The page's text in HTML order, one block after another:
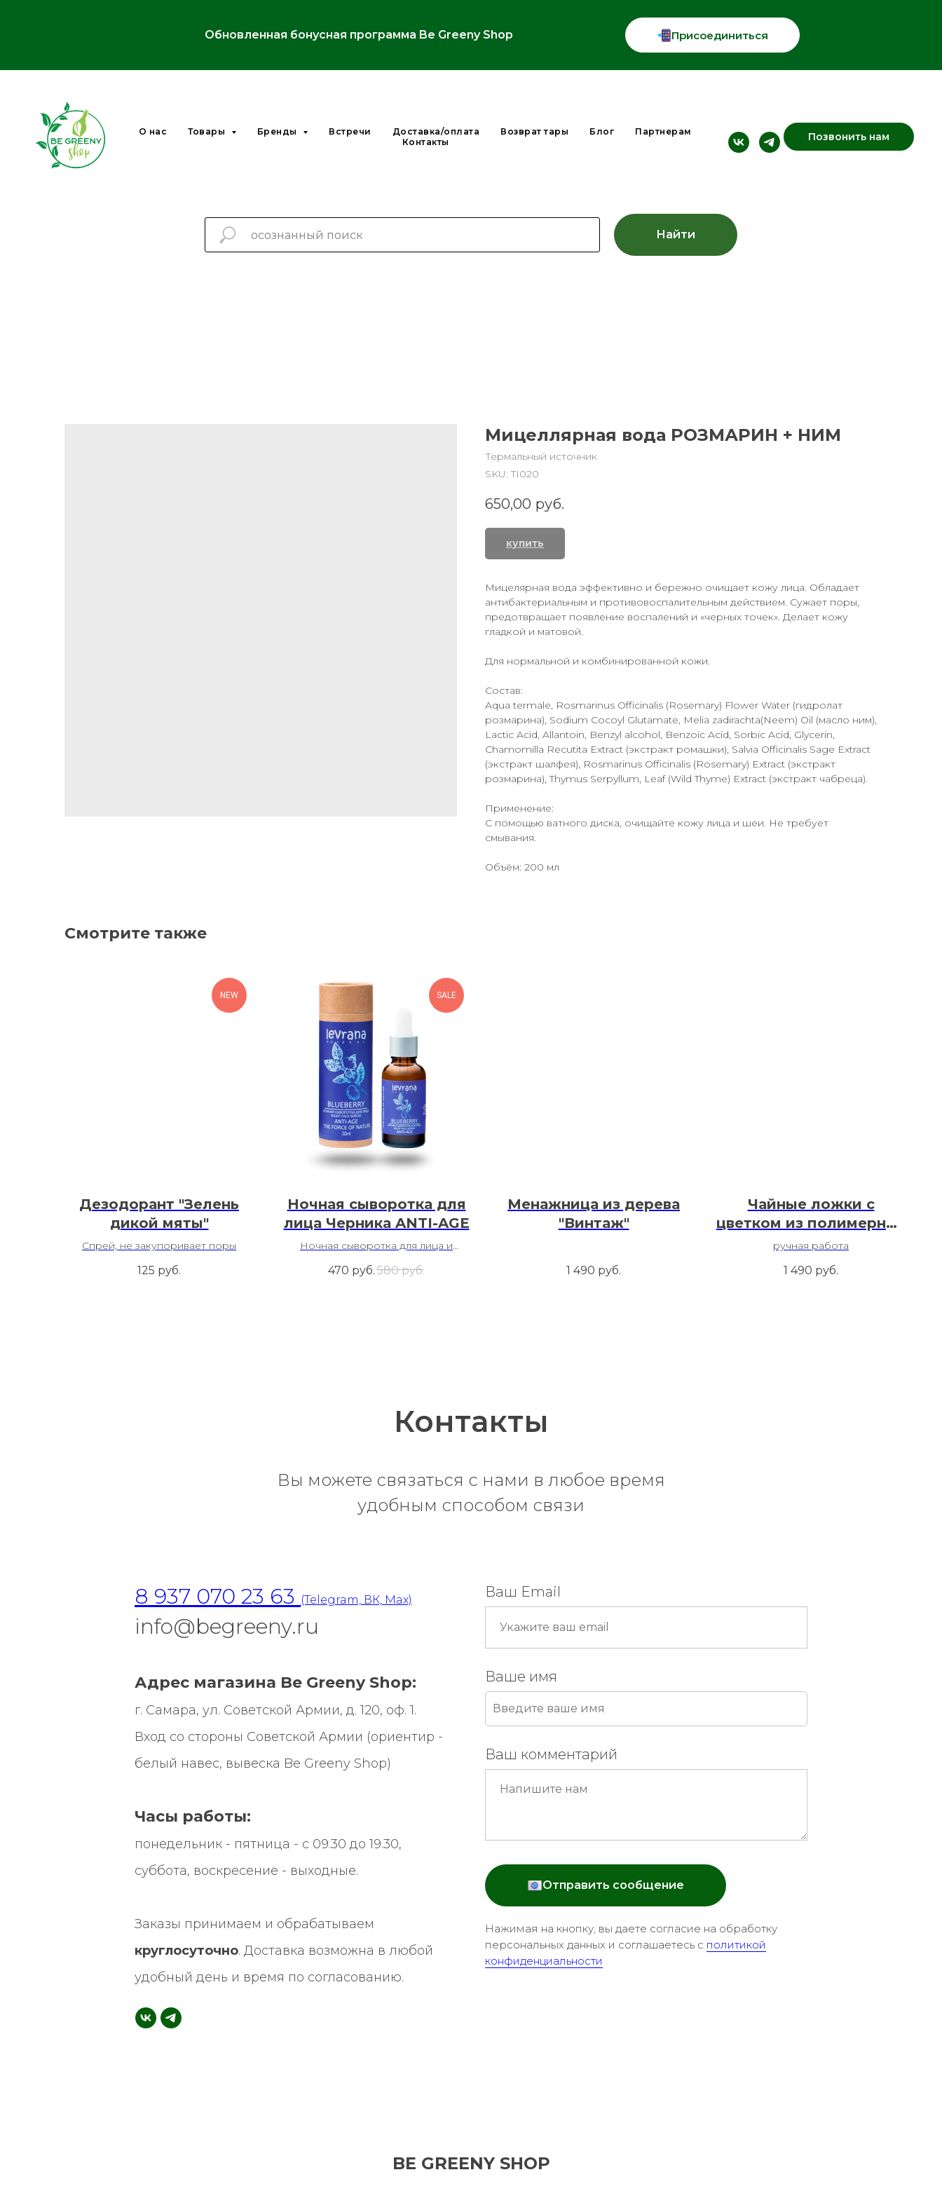
Обновленная бонусная программа Be Greeny Shop Присоединиться
О нас Товары Бренды Встречи Доставка/оплата Возврат тары Блог
Партнерам
Контакты
Позвонить нам
Найти
Мицеллярная вода РОЗМАРИН + НИМ
Термальный источник
SKU:TI020
650,00 руб.
купить
Мицелярная вода эффективно и бережно очищает кожу лица. Обладает
антибактериальным и противовоспалительным действием. Сужает поры,
предотвращает появление воспалений и «черных точек». Делает кожу
гладкой и матовой.
Для нормальной и комбинированной кожи.
Состав:
Aqua termale, Rosmarinus Officinalis (Rosemary) Flower Water (гидролат
розмарина), Sodium Cocoyl Glutamate, Melia zadirachta(Neem) Oil (масло ним),
Lactic Acid, Allantoin, Benzyl alcohol, Benzoic Acid, Sorbic Acid, Glycerin,
Chamomilla Recutita Extract (экстракт ромашки), Salvia Officinalis Sage Extract
(экстракт шалфея), Rosmarinus Officinalis (Rosemary) Extract (экстракт
розмарина), Thymus Serpyllum, Leaf (Wild Thyme) Extract (экстракт чабреца).
Применение:
С помощью ватного диска, очищайте кожу лица и шеи. Не требует
смывания.
Объём: 200 мл
Смотрите также
NEW
Дезодорант "Зелень
дикой мяты"
Спрей, не закупоривает поры
125 руб.
SALE
Ночная сыворотка для
лица Черника ANTI-AGE
Ночная сыворотка для лица и
470 руб. 580 руб.
Менажница из дерева
"Винтаж"
1 490 руб.
Чайные ложки с
цветком из полимерной
глины
ручная работа
1 490 руб.
Контакты
Вы можете связаться с нами в любое время
удобным способом связи
8 937 070 23 63 (Telegram, ВК, Max)
info@begreeny.ru
Адрес магазина Be Greeny Shop:
г. Самара, ул. Советской Армии, д. 120, оф. 1.
Вход со стороны Советской Армии (ориентир -
белый навес, вывеска Be Greeny Shop)
Часы работы:
понедельник - пятница - с 09.30 до 19.30,
суббота, воскресение - выходные.
Заказы принимаем и обрабатываем
круглосуточно. Доставка возможна в любой
удобный день и время по согласованию.
Ваш Email
Ваше имя
Ваш комментарий
Отправить сообщение
Нажимая на кнопку, вы даете согласие на обработку
персональных данных и соглашаетесь c политикой
конфиденциальности
BE GREENY SHOP